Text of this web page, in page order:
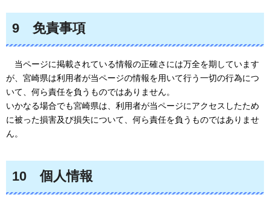
9 免責事項
当ページに掲載されている情報の正確さには万全を期しています
が、宮崎県は利用者が当ページの情報を用いて行う一切の行為につ
いて、何ら責任を負うものではありません。
いかなる場合でも宮崎県は、利用者が当ページにアクセスしたため
に被った損害及び損失について、何ら責任を負うものではありませ
ん。
10 個人情報